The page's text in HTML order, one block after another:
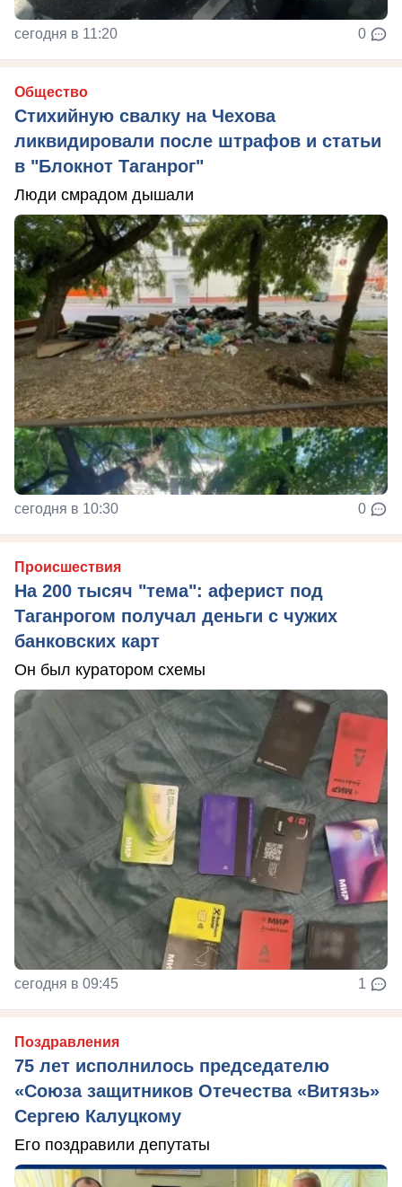
сегодня в 11:20 0
Общество
Стихийную свалку на Чехова
ликвидировали после штрафов и статьи
в "Блокнот Таганрог"
Люди смрадом дышали
сегодня в 10:30 0
Происшествия
На 200 тысяч "тема": аферист под
Таганрогом получал деньги с чужих
банковских карт
Он был куратором схемы
сегодня в 09:45 1
Поздравления
75 лет исполнилось председателю
«Союза защитников Отечества «Витязь»
Сергею Калуцкому
Его поздравили депутаты